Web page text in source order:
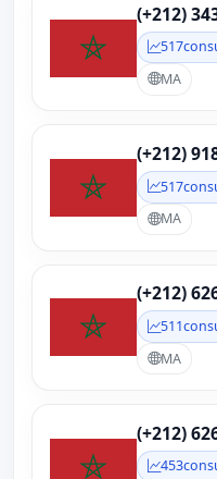
(+212)
517
MA
(+212)
517
MA
(+212)
511
MA
(+212)
453